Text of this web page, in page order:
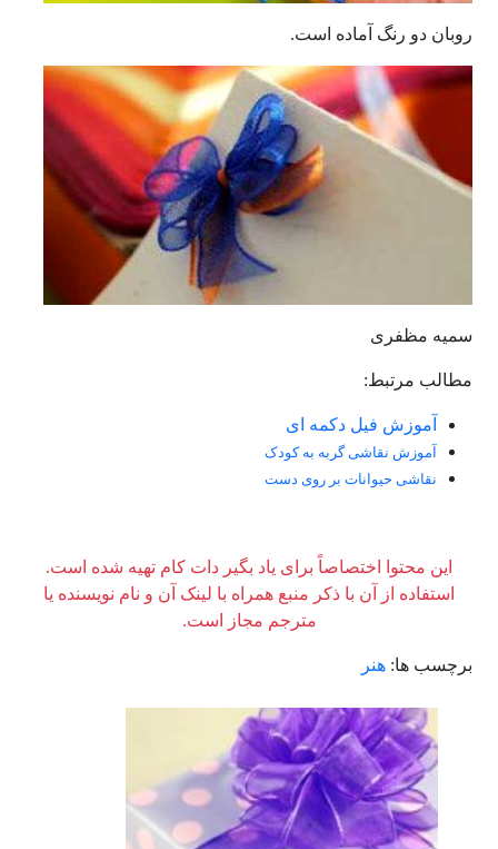
روبان دو رنگ آماده است.
سمیه مظفری
مطالب مرتبط:
آموزش فیل دکمه ای
آموزش نقاشی گربه به کودک
نقاشی حیوانات بر روی دست
این محتوا اختصاصاً برای یاد بگیر دات کام تهیه شده است.
استفاده از آن با ذکر منبع همراه با لینک آن و نام نویسنده یا
مترجم مجاز است.
برچسب ها: هنر